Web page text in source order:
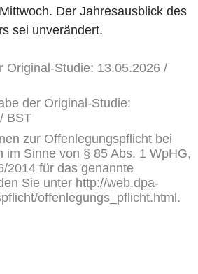
Der Jahresausblick des
sei unverändert.
Original-Studie: 13.05.2026 /
der Original-Studie:
BST
zur Offenlegungspflicht bei
im Sinne von § 85 Abs. 1 WpHG,
2014 für das genannte
Sie unter http://web.dpa-
offenlegungs_pflicht.html.